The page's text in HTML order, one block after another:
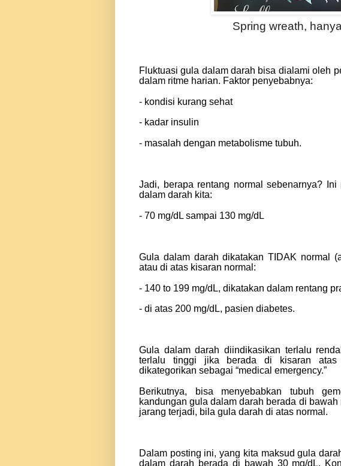
Spring wreath,
Fluktuasi gula dalam darah bisa dialami oleh
dalam ritme harian. Faktor penyebabnya:
- kondisi kurang sehat
- kadar insulin
- masa lah dengan metabolisme tubuh.
Jadi, berapa rentang normal sebenarnya?
dalam darah kita:
- 70 mg/dL sampai 130 mg/dL
Gula dalam darah dikatakan TIDAK normal
atau di atas kisaran normal:
- 140 to 199 mg/dL, dikatakan dalam rentang
- di atas 200 mg/dL, pasien diabetes.
Gula dalam darah diindikasikan terlalu
terlalu tinggi jika berada di kisaran
dikategorikan sebagai “medical emergency.”
Berikutnya, bisa menyebabkan tubuh
kandungan gula dalam darah berada di bawah
jarang terjadi, bila gula darah di atas normal.
Dalam posting ini, yang kita maksud gula
dalam darah berada di bawah 30 mg/dL.